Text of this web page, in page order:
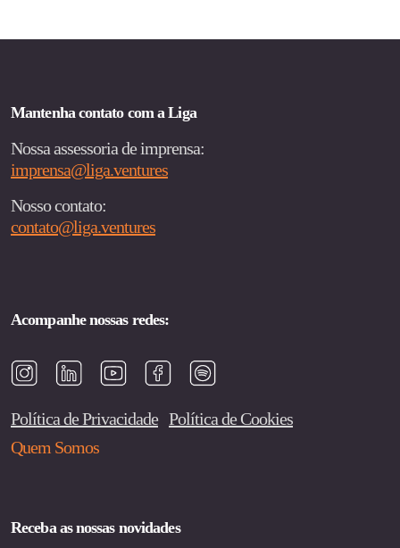
Mantenha contato com a Liga
Nossa assessoria de imprensa:
imprensa@liga.ventures
Nosso contato:
contato@liga.ventures
Acompanhe nossas redes:
Política de Privacidade Política de Cookies
Quem Somos
Receba as nossas novidades